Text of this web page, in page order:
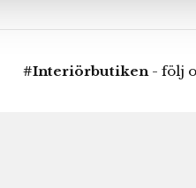
#Interiörbutiken- följ